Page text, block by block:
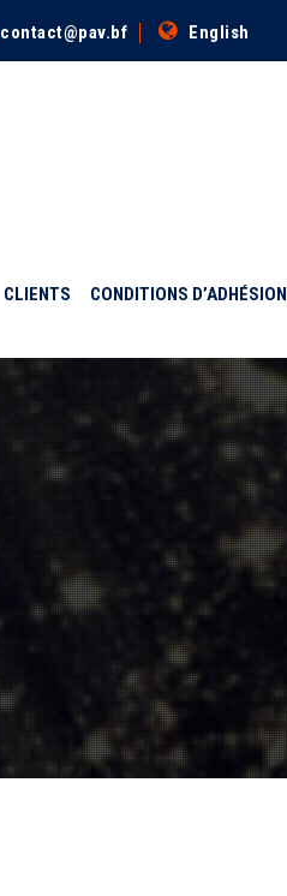
contact@pav.bf English
CLIENTS CONDITIONS D’ADHÉSION